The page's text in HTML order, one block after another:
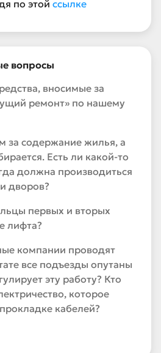
по этой ссылке
вопросы
вносимые за
ремонт» по нашему
за содержание жилья, а
Есть ли какой-то
должна производиться
дворов?
первых и вторых
лифта?
компании проводят
все подъезды опутаны
эту работу? Кто
которое
кабелей?